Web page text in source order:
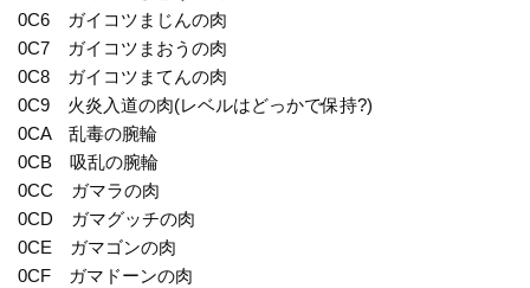
0C6 ガイコツまじんの肉
0C7 ガイコツまおうの肉
0C8 ガイコツまてんの肉
0C9 火炎入道の肉(レベルはどっかで保持?)
0CA 乱毒の腕輪
0CB 吸乱の腕輪
0CC ガマラの肉
0CD ガマグッチの肉
0CE ガマゴンの肉
0CF ガマドーンの肉